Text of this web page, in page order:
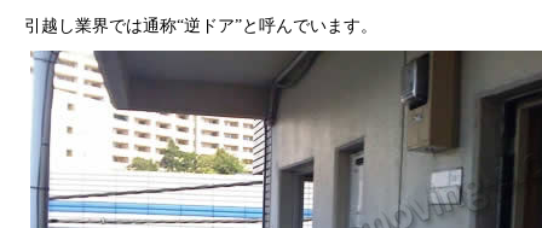
引越し業界では通称“逆ドア”と呼んでいます。